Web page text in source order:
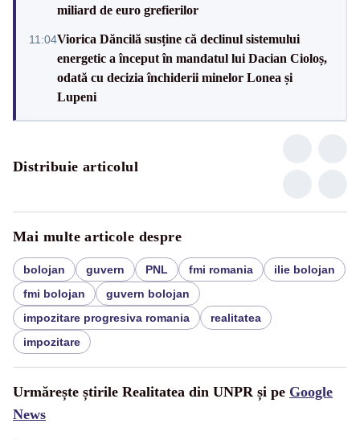
miliard de euro grefierilor
11:04Viorica Dăncilă susține că declinul sistemului
energetic a început în mandatul lui Dacian Cioloș,
odată cu decizia închiderii minelor Lonea și
Lupeni
Distribuie articolul
Mai multe articole despre
bolojan guvern PNL fmi romania
ilie bolojan
fmi bolojan
guvern bolojan
impozitare progresiva romania
realitatea
impozitare
Urmărește știrile Realitatea din UNPR și pe Google
News